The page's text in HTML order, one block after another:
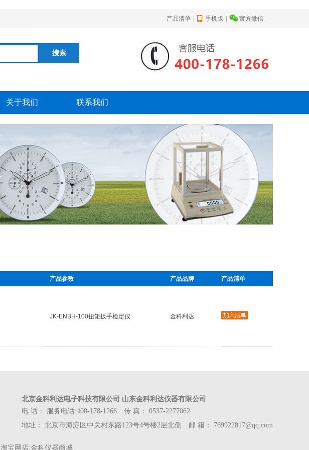
官方微信
产品清单 | 手机版 |
搜索
关于我们 联系我们
产品参数 产品品牌 产品清单
JK-ENBH-100扭矩扳手检定仪 金科利达
北京金科利达电子科技有限公司 山东金科利达仪器有限公司
电 话： 服务电话:400-178-1266 传 真： 0537-2277062
地址： 北京市海淀区中关村东路123号4号楼2层北侧 邮 箱： 769922817@qq.com
淘宝网店:金科仪器商城